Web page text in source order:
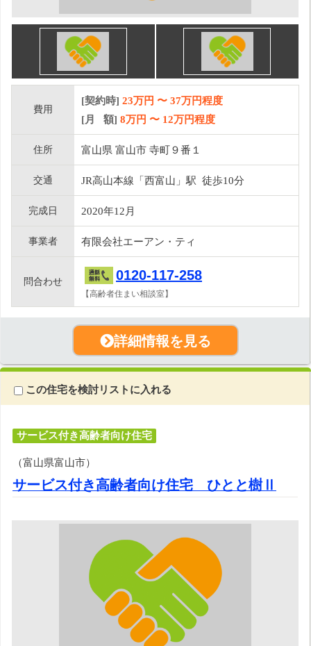
費用
[契約時] 23万円 〜 37万円程度
[月 額] 8万円 〜 12万円程度
住所 富山県 富山市 寺町９番１
交通 JR高山本線「西富山」駅 徒歩10分
完成日 2020年12月
事業者 有限会社エーアン・ティ
問合わせ 0120-117-258
【高齢者住まい相談室】
詳細情報を見る
この住宅を検討リストに入れる
サービス付き高齢者向け住宅
（富山県富山市）
サービス付き高齢者向け住宅 ひとと樹Ⅱ